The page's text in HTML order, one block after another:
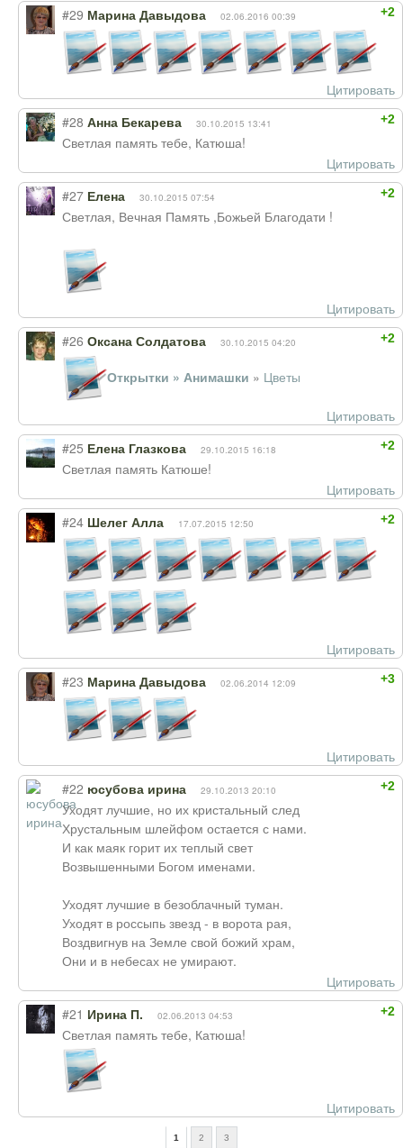
+2
#29 Марина Давыдова 02.06.2016 00:39
Цитировать
+2
#28 Анна Бекарева 30.10.2015 13:41
Светлая память тебе, Катюша!
Цитировать
+2
#27 Елена 30.10.2015 07:54
Светлая, Вечная Память ,Божьей Благодати !
Цитировать
+2
#26 Оксана Солдатова 30.10.2015 04:20
Открытки » Анимашки » Цветы
Цитировать
+2
#25 Елена Глазкова 29.10.2015 16:18
Светлая память Катюше!
Цитировать
+2
#24 Шелег Алла 17.07.2015 12:50
Цитировать
+3
#23 Марина Давыдова 02.06.2014 12:09
Цитировать
+2
#22 юсубова ирина 29.10.2013 20:10
Уходят лучшие, но их кристальный след
Хрустальным шлейфом остается с нами.
И как маяк горит их теплый свет
Возвышенными Богом именами.
Уходят лучшие в безоблачный туман.
Уходят в россыпь звезд - в ворота рая,
Воздвигнув на Земле свой божий храм,
Они и в небесах не умирают.
Цитировать
+2
#21 Ирина П. 02.06.2013 04:53
Светлая память тебе, Катюша!
Цитировать
1 2 3